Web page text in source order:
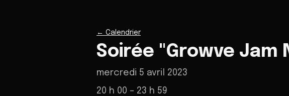
← Calendrier
Soirée "Growve Jam
mercredi 5 avril 2023
20 h 00 – 23 h 59